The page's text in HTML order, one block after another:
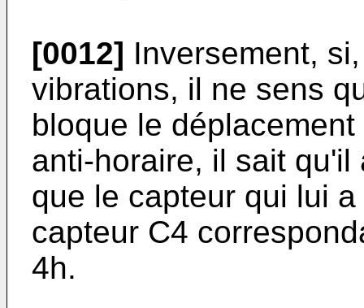
[0012] Inversement,
vibrations, il ne sens
bloque le
anti-horaire, il sait
que le capteur qui lui
capteur C4
4h.